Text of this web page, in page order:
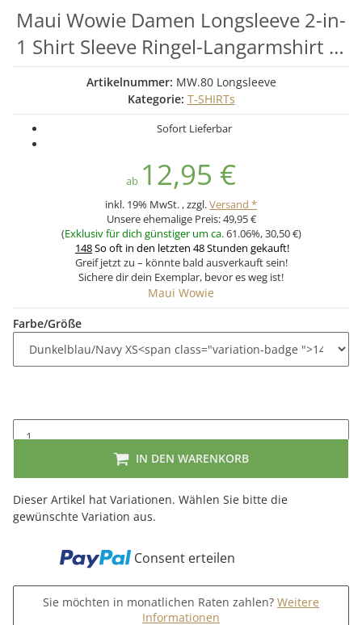
Maui Wowie Damen Longsleeve 2-in-
1 Shirt Sleeve Ringel-Langarmshirt 2-
Lagen-Optik Wasserfallkragen
Artikelnummer: MW.80 Longsleeve
Kategorie: T-SHIRTs
Sofort Lieferbar
ab 12,95 €
inkl. 19% MwSt. , zzgl.Versand *
Unsere ehemalige Preis:49,95 €
(Exklusiv für dich günstiger um ca.61.06%,30,50 €)
148So oft in den letzten 48 Stunden gekauft!
Greif jetzt zu – könnte bald ausverkauft sein!
Sichere dir dein Exemplar, bevor es weg ist!
Maui Wowie
Farbe/Größe
IN DEN WARENKORB
x
Dieser Artikel hat Variationen. Wählen Sie bitte die
gewünschte Variation aus.
Consent erteilen
Sie möchten in monatlichen Raten zahlen? Weitere
Informationen